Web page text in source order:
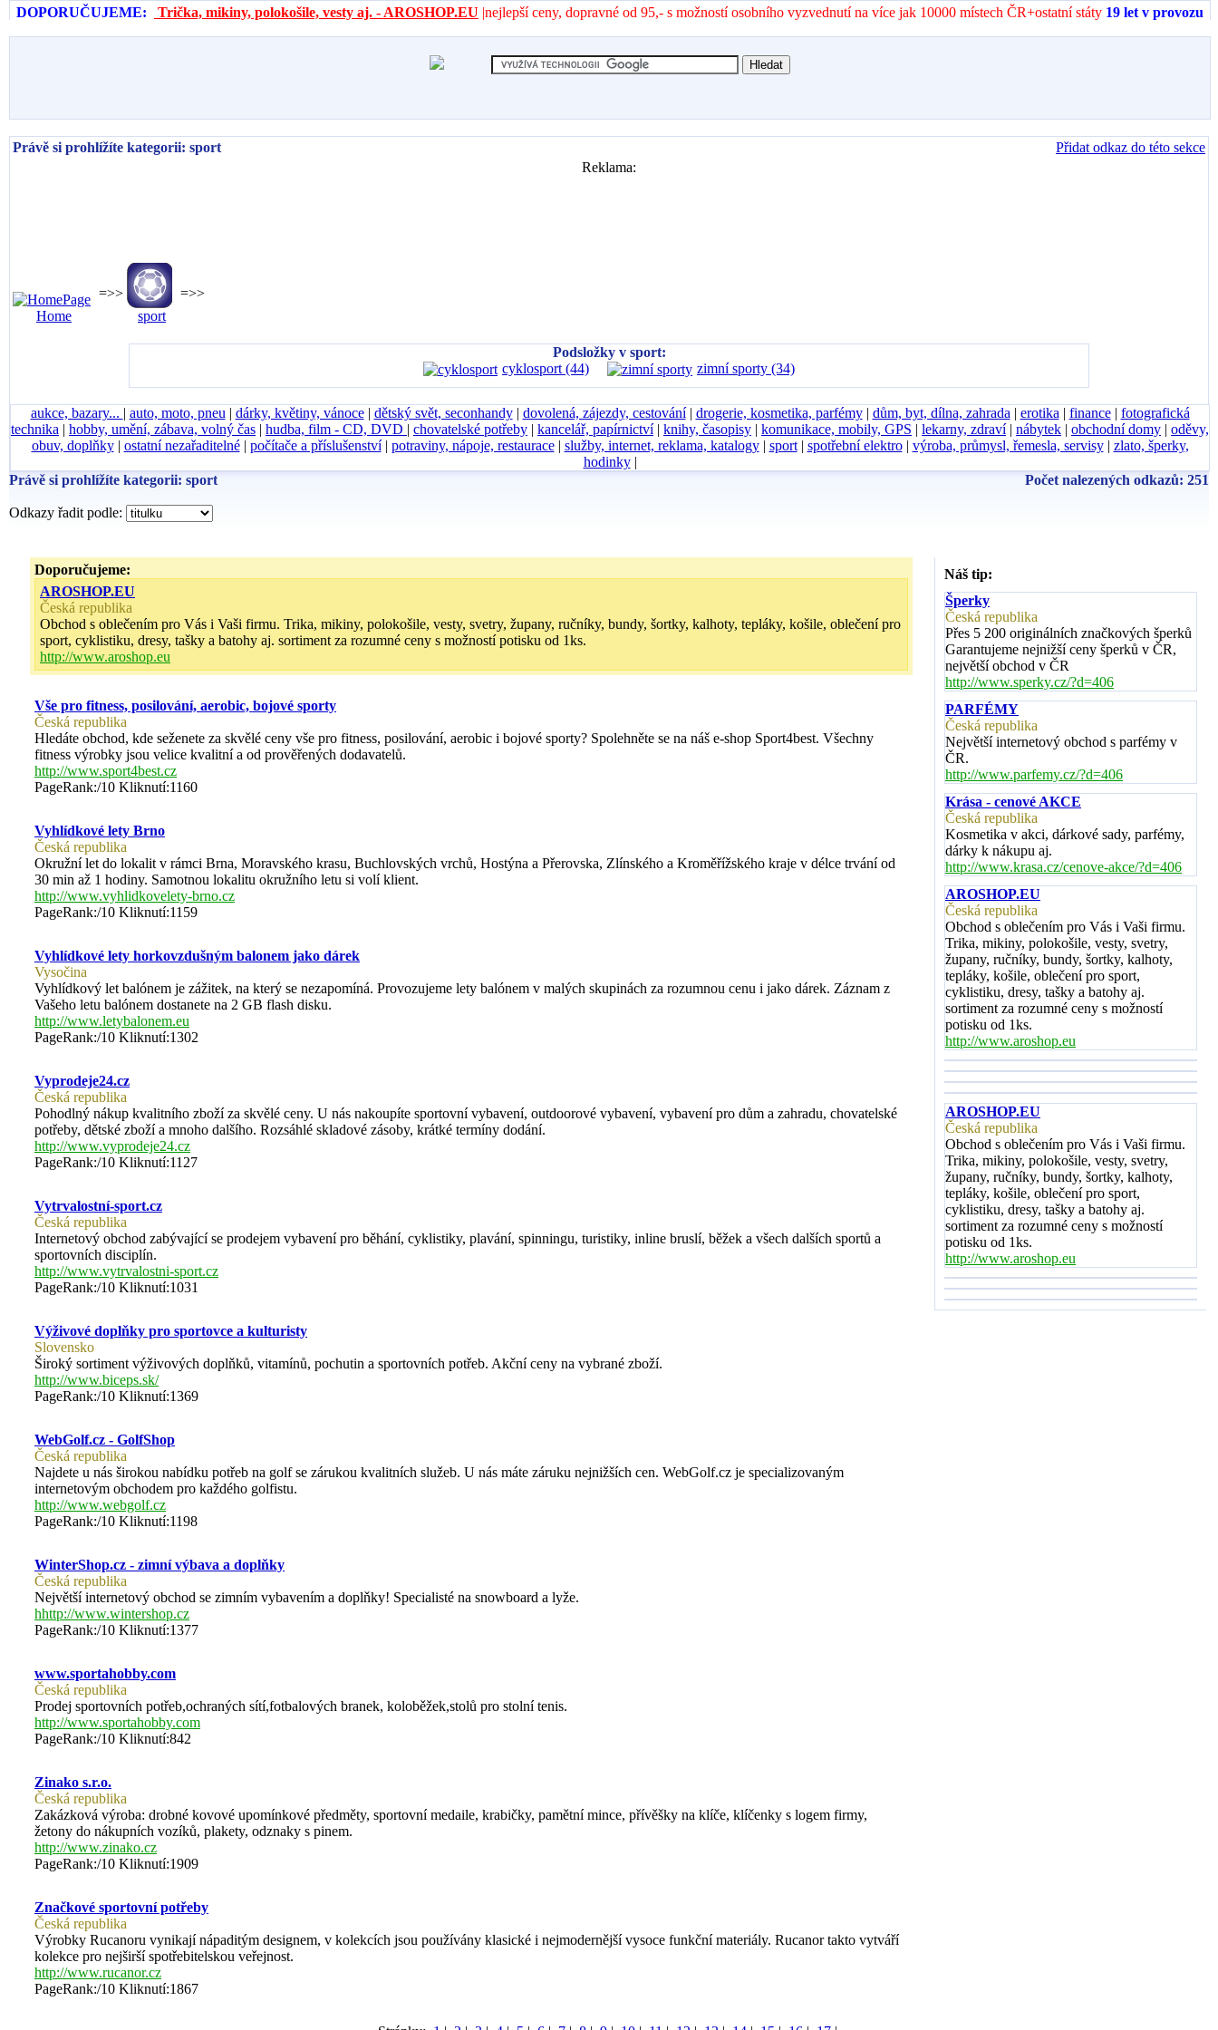
DOPORUČUJEME: Trička, mikiny, polokošile, vesty aj. - AROSHOP.EU |nejlepší ceny, dopravné od 95,- s možností osobního vyzvednutí na více jak 10000 místech ČR+ostatní státy 19 let v provozu
Právě si prohlížíte kategorii: sport
Přidat odkaz do této sekce
Reklama:
Home
=>>
sport
=>>
Podsložky v sport:
cyklosport (44)
zimní sporty (34)
aukce, bazary... | auto, moto, pneu | dárky, květiny, vánoce| dětský svět, seconhandy| dovolená, zájezdy, cestování| drogerie, kosmetika, parfémy| dům, byt, dílna, zahrada | erotika | finance| fotografická
technika | hobby, umění, zábava, volný čas | hudba, film - CD, DVD | chovatelské potřeby | kancelář, papírnictví| knihy, časopisy | komunikace, mobily, GPS | lekarny, zdraví| nábytek | obchodní domy | oděvy,
obuv, doplňky| ostatní nezařaditelné| počítače a příslušenství| potraviny, nápoje, restaurace| služby, internet, reklama, katalogy| sport| spotřební elektro| výroba, průmysl, řemesla, servisy| zlato, šperky,
hodinky|
Právě si prohlížíte kategorii: sport
Počet nalezených odkazů: 251
Odkazy řadit podle:
Doporučujeme:
AROSHOP.EU
Česká republika
Obchod s oblečením pro Vás i Vaši firmu. Trika, mikiny, polokošile, vesty, svetry, župany, ručníky, bundy, šortky, kalhoty, tepláky, košile, oblečení pro
sport, cyklistiku, dresy, tašky a batohy aj. sortiment za rozumné ceny s možností potisku od 1ks.
http://www.aroshop.eu
Vše pro fitness, posilování, aerobic, bojové sporty
Česká republika
Hledáte obchod, kde seženete za skvělé ceny vše pro fitness, posilování, aerobic i bojové sporty? Spolehněte se na náš e-shop Sport4best. Všechny
fitness výrobky jsou velice kvalitní a od prověřených dodavatelů.
http://www.sport4best.cz
PageRank:/10 Kliknutí:1160
Vyhlídkové lety Brno
Česká republika
Okružní let do lokalit v rámci Brna, Moravského krasu, Buchlovských vrchů, Hostýna a Přerovska, Zlínského a Kroměřížského kraje v délce trvání od
30 min až 1 hodiny. Samotnou lokalitu okružního letu si volí klient.
http://www.vyhlidkovelety-brno.cz
PageRank:/10 Kliknutí:1159
Vyhlídkové lety horkovzdušným balonem jako dárek
Vysočina
Vyhlídkový let balónem je zážitek, na který se nezapomíná. Provozujeme lety balónem v malých skupinách za rozumnou cenu i jako dárek. Záznam z
Vašeho letu balónem dostanete na 2 GB flash disku.
http://www.letybalonem.eu
PageRank:/10 Kliknutí:1302
Vyprodeje24.cz
Česká republika
Pohodlný nákup kvalitního zboží za skvělé ceny. U nás nakoupíte sportovní vybavení, outdoorové vybavení, vybavení pro dům a zahradu, chovatelské
potřeby, dětské zboží a mnoho dalšího. Rozsáhlé skladové zásoby, krátké termíny dodání.
http://www.vyprodeje24.cz
PageRank:/10 Kliknutí:1127
Vytrvalostní-sport.cz
Česká republika
Internetový obchod zabývající se prodejem vybavení pro běhání, cyklistiky, plavání, spinningu, turistiky, inline bruslí, běžek a všech dalších sportů a
sportovních disciplín.
http://www.vytrvalostni-sport.cz
PageRank:/10 Kliknutí:1031
Výživové doplňky pro sportovce a kulturisty
Slovensko
Široký sortiment výživových doplňků, vitamínů, pochutin a sportovních potřeb. Akční ceny na vybrané zboží.
http://www.biceps.sk/
PageRank:/10 Kliknutí:1369
WebGolf.cz - GolfShop
Česká republika
Najdete u nás širokou nabídku potřeb na golf se zárukou kvalitních služeb. U nás máte záruku nejnižších cen. WebGolf.cz je specializovaným
internetovým obchodem pro každého golfistu.
http://www.webgolf.cz
PageRank:/10 Kliknutí:1198
WinterShop.cz - zimní výbava a doplňky
Česká republika
Největší internetový obchod se zimním vybavením a doplňky! Specialisté na snowboard a lyže.
hhttp://www.wintershop.cz
PageRank:/10 Kliknutí:1377
www.sportahobby.com
Česká republika
Prodej sportovních potřeb,ochraných sítí,fotbalových branek, koloběžek,stolů pro stolní tenis.
http://www.sportahobby.com
PageRank:/10 Kliknutí:842
Zinako s.r.o.
Česká republika
Zakázková výroba: drobné kovové upomínkové předměty, sportovní medaile, krabičky, pamětní mince, přívěšky na klíče, klíčenky s logem firmy,
žetony do nákupních vozíků, plakety, odznaky s pinem.
http://www.zinako.cz
PageRank:/10 Kliknutí:1909
Značkové sportovní potřeby
Česká republika
Výrobky Rucanoru vynikají nápaditým designem, v kolekcích jsou používány klasické i nejmodernější vysoce funkční materiály. Rucanor takto vytváří
kolekce pro nejširší spotřebitelskou veřejnost.
http://www.rucanor.cz
PageRank:/10 Kliknutí:1867
Náš tip:
Šperky
Česká republika
Přes 5 200 originálních značkových šperků
Garantujeme nejnižší ceny šperků v ČR,
největší obchod v ČR
http://www.sperky.cz/?d=406
PARFÉMY
Česká republika
Největší internetový obchod s parfémy v
ČR.
http://www.parfemy.cz/?d=406
Krása - cenové AKCE
Česká republika
Kosmetika v akci, dárkové sady, parfémy,
dárky k nákupu aj.
http://www.krasa.cz/cenove-akce/?d=406
AROSHOP.EU
Česká republika
Obchod s oblečením pro Vás i Vaši firmu.
Trika, mikiny, polokošile, vesty, svetry,
župany, ručníky, bundy, šortky, kalhoty,
tepláky, košile, oblečení pro sport,
cyklistiku, dresy, tašky a batohy aj.
sortiment za rozumné ceny s možností
potisku od 1ks.
http://www.aroshop.eu
AROSHOP.EU
Česká republika
Obchod s oblečením pro Vás i Vaši firmu.
Trika, mikiny, polokošile, vesty, svetry,
župany, ručníky, bundy, šortky, kalhoty,
tepláky, košile, oblečení pro sport,
cyklistiku, dresy, tašky a batohy aj.
sortiment za rozumné ceny s možností
potisku od 1ks.
http://www.aroshop.eu